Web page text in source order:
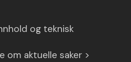
og teknisk
om aktuelle saker >